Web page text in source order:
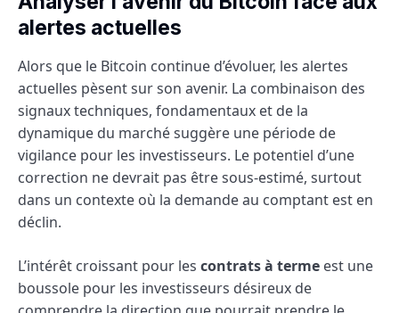
alertes actuelles
Alors que le Bitcoin continue d’évoluer, les alertes
actuelles pèsent sur son avenir. La combinaison des
signaux techniques, fondamentaux et de la
dynamique du marché suggère une période de
vigilance pour les investisseurs. Le potentiel d’une
correction ne devrait pas être sous-estimé, surtout
dans un contexte où la demande au comptant est en
déclin.
L’intérêt croissant pour les contrats à terme est une
boussole pour les investisseurs désireux de